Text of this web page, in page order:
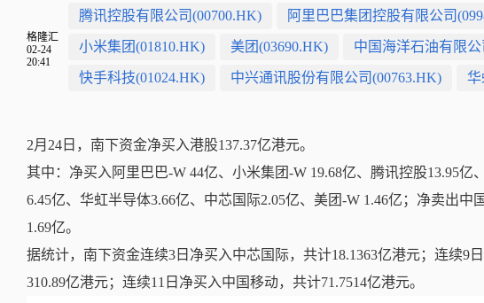
格隆汇
02-24
20:41
腾讯控股有限公司(00700.HK) 阿里巴巴集团控股有限公司
小米集团(01810.HK) 美团(03690.HK) 中国海洋石油有限公
快手科技(01024.HK) 中兴通讯股份有限公司(00763.HK) 华
2月24日， 南下资金净买入港股137.37亿港元。
其中：净买入阿里巴巴-W 44亿、小米集团-W 19.68亿、腾讯控股13.95亿
6.45亿、华虹半导体3.66亿、中芯国际2.05亿、美团-W 1.46亿；净卖出中
1.69亿。
据统计，南下资金连续3日净买入中芯国际，共计18.1363亿港元；连续9
310.89亿港元；连续11日净买入中国移动，共计71.7514亿港元。